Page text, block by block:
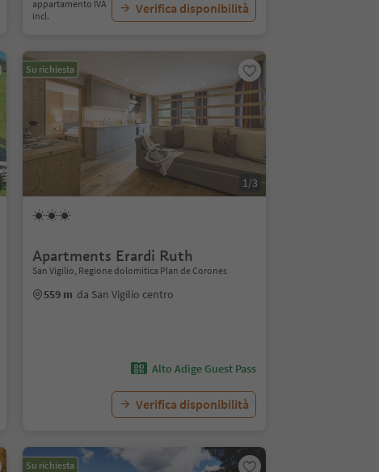
appartamento IVA
incl.
Verifica disponibilità
Su richiesta
1/3
Apartments Erardi Ruth
San Vigilio, Regione dolomitica Plan de Corones
559 m da San Vigilio centro
Alto Adige Guest Pass
Verifica disponibilità
Su richiesta